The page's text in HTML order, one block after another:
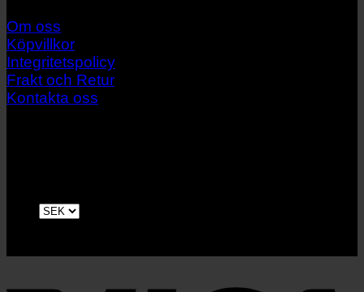
Om oss
Köpvillkor
Integritetspolicy
Frakt och Retur
Kontakta oss